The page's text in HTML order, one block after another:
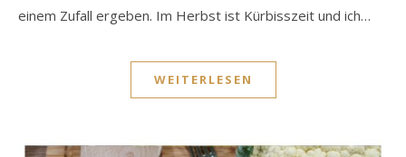
einem Zufall ergeben. Im Herbst ist Kürbisszeit und ich…
WEITERLESEN